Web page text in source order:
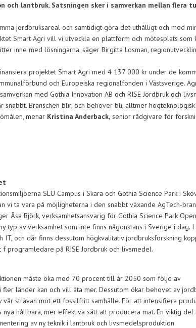
och lantbruk. Satsningen sker i samverkan mellan flera
jordbruksareal och samtidigt göra det uthålligt och med
Smart Agri vill vi utveckla en plattform och mötesplats som
inne med lösningarna, säger Birgitta Losman,
projektet Smart Agri med 4 137 000 kr under de
och Europeiska regionalfonden i Västsverige.
med Gothia Innovation AB och RISE Jordbruk och
snabbt. Branschen blir, och behöver bli, alltmer
menar Kristina Anderback, senior rådgivare för
SLU Campus i Skara och Gothia Science Park i
vi ta vara på möjligheterna i den snabbt växande AgTech-
Åsa Björk, verksamhetsansvarig för Gothia Science Park
typ av verksamhet som inte finns någonstans i Sverige i dag. I
IT, och där finns dessutom högkvalitativ jordbruksforskning
f programledare på RISE Jordbruk och livsmedel.
måste öka med 70 procent till år 2050 som följd av
länder kan och vill äta mer. Dessutom ökar behovet av
strävan mot ett fossilfritt samhälle. För att intensifiera
hållbara, mer effektiva sätt att producera mat. En viktig del
av ny teknik i lantbruk och livsmedelsproduktion.